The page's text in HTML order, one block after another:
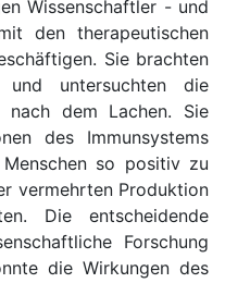
Wissenschaftler - und
den therapeutischen
Sie brachten
und untersuchten die
dem Lachen. Sie
des Immunsystems
so positiv zu
vermehrten Produktion
Die entscheidende
Forschung
die Wirkungen des